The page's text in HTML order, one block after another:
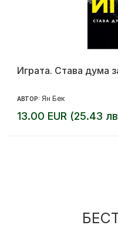
Играта. Става дума
АВТОР: Ян Бек
13.00 EUR (25.43